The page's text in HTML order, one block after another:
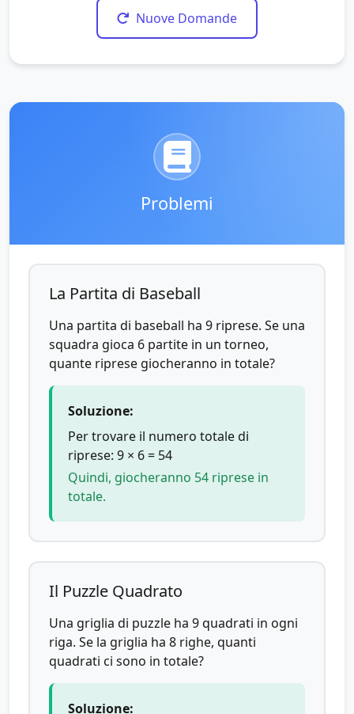
Nuove Domande
Problemi
La Partita di Baseball
Una partita di baseball ha 9 riprese. Se una
squadra gioca 6 partite in un torneo,
quante riprese giocheranno in totale?
Soluzione:
Per trovare il numero totale di
riprese: 9 × 6 = 54
Quindi, giocheranno 54 riprese in
totale.
Il Puzzle Quadrato
Una griglia di puzzle ha 9 quadrati in ogni
riga. Se la griglia ha 8 righe, quanti
quadrati ci sono in totale?
Soluzione: